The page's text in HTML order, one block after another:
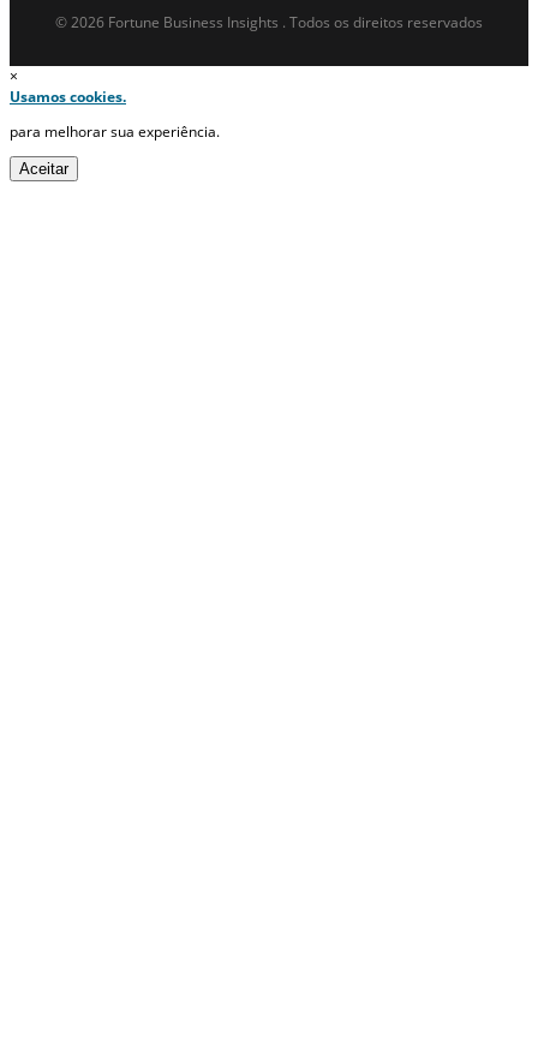
© 2026 Fortune Business Insights . Todos os direitos reservados
×
Usamos cookies.
para melhorar sua experiência.
Aceitar